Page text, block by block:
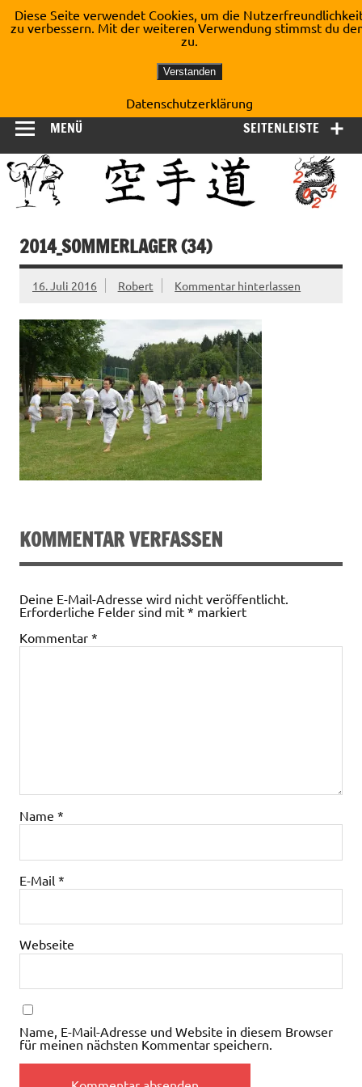
Inhalt
springen
Shotokan Karate Dojo
Kirchberg e.V.
SEITENLEISTE
MENÜ
2014_SOMMERLAGER (34)
16. Juli 2016 Robert Kommentar hinterlassen
KOMMENTAR VERFASSEN
Deine E-Mail-Adresse wird nicht veröffentlicht.
Erforderliche Felder sind mit * markiert
Kommentar *
Name *
E-Mail *
Webseite
Name, E-Mail-Adresse und Website in diesem Browser
für meinen nächsten Kommentar speichern.
Diese Seite verwendet Cookies, um die
zu verbessern. Mit der weiteren Verwendung stimmst du
zu.
Verstanden
Datenschutzerklärung